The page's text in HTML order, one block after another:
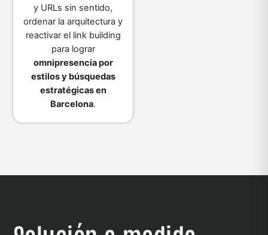
y URLs sin sentido,
ordenar la arquitectura y
reactivar el link building
para lograr
omnipresencia por
estilos y búsquedas
estratégicas en
Barcelona.